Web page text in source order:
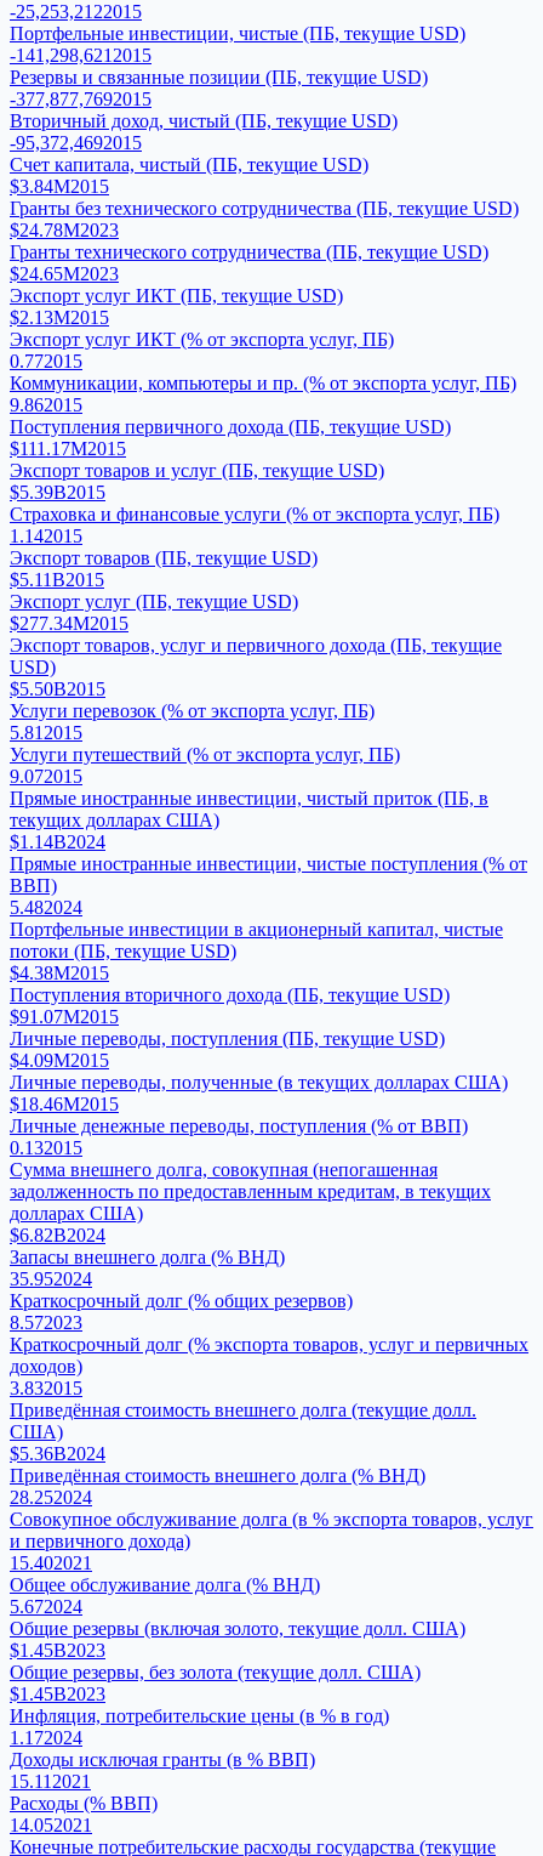
-25,253,2122015
Портфельные инвестиции, чистые (ПБ, текущие USD)
-141,298,621 2015
Резервы и связанные позиции (ПБ, текущие USD)
-377,877,7692015
Вторичный доход, чистый (ПБ, текущие USD)
-95,372,4692015
Счет капитала, чистый (ПБ, текущие USD)
$3.84M2015
Гранты без технического сотрудничества (ПБ, текущие USD)
$24.78M2023
Гранты технического сотрудничества (ПБ, текущие USD)
$24.65M2023
Экспорт услуг ИКТ (ПБ, текущие USD)
$2.13M2015
Экспорт услуг ИКТ (% от экспорта услуг, ПБ)
0.772015
Коммуникации, компьютеры и пр. (% от экспорта услуг, ПБ)
9.862015
Поступления первичного дохода (ПБ, текущие USD)
$111.17M2015
Экспорт товаров и услуг (ПБ, текущие USD)
$5.39B2015
Страховка и финансовые услуги (% от экспорта услуг, ПБ)
1.142015
Экспорт товаров (ПБ, текущие USD)
$5.11B2015
Экспорт услуг (ПБ, текущие USD)
$277.34M2015
Экспорт товаров, услуг и первичного дохода (ПБ, текущие
USD)
$5.50B2015
Услуги перевозок (% от экспорта услуг, ПБ)
5.81 2015
Услуги путешествий (% от экспорта услуг, ПБ)
9.072015
Прямые иностранные инвестиции, чистый приток (ПБ, в
текущих долларах США)
$1.14B2024
Прямые иностранные инвестиции, чистые поступления (% от
ВВП)
5.482024
Портфельные инвестиции в акционерный капитал, чистые
потоки (ПБ, текущие USD)
$4.38M2015
Поступления вторичного дохода (ПБ, текущие USD)
$91.07M2015
Личные переводы, поступления (ПБ, текущие USD)
$4.09M2015
Личные переводы, полученные (в текущих долларах США)
$18.46M2015
Личные денежные переводы, поступления (% от ВВП)
0.132015
Сумма внешнего долга, совокупная (непогашенная
задолженность по предоставленным кредитам, в текущих
долларах США)
$6.82B2024
Запасы внешнего долга (% ВНД)
35.952024
Краткосрочный долг (% общих резервов)
8.572023
Краткосрочный долг (% экспорта товаров, услуг и первичных
доходов)
3.832015
Приведённая стоимость внешнего долга (текущие долл.
США)
$5.36B2024
Приведённая стоимость внешнего долга (% ВНД)
28.252024
Совокупное обслуживание долга (в % экспорта товаров, услуг
и первичного дохода)
15.402021
Общее обслуживание долга (% ВНД)
5.672024
Общие резервы (включая золото, текущие долл. США)
$1.45B2023
Общие резервы, без золота (текущие долл. США)
$1.45B2023
Инфляция, потребительские цены (в % в год)
1.172024
Доходы исключая гранты (в % ВВП)
15.11 2021
Расходы (% ВВП)
14.052021
Конечные потребительские расходы государства (текущие